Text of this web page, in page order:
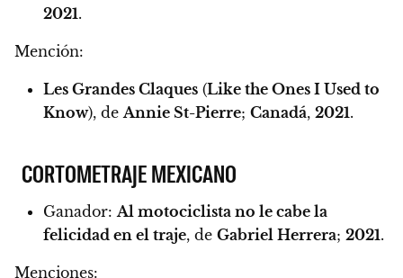
2021.
Mención:
Les Grandes Claques (Like the Ones I Used to
Know), de Annie St-Pierre; Canadá, 2021.
CORTOMETRAJE MEXICANO
Ganador: Al motociclista no le cabe la
felicidad en el traje, de Gabriel Herrera; 2021.
Menciones: